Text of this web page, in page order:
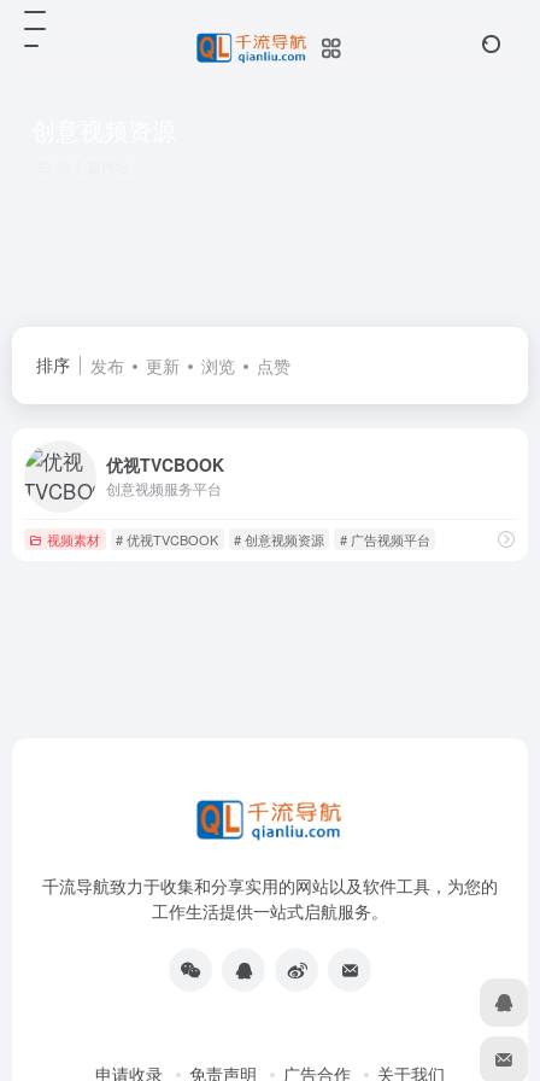
排序 发布 更新 浏览 点赞
优视TVCBOOK
创意视频服务平台
视频素材 # 优视TVCBOOK # 创意视频资源 # 广告视频平台
千流导航致力于收集和分享实用的网站以及软件工具，为您的
工作生活提供一站式启航服务。
申请收录 免责声明 广告合作 关于我们